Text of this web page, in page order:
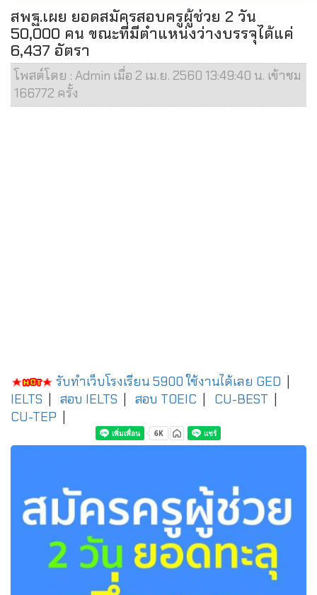
สพฐ.เผย ยอดสมัครสอบครูผู้ช่วย 2 วัน
50,000 คน ขณะที่มีตำแหน่งว่างบรรจุได้แค่
6,437 อัตรา
โพสต์โดย : Admin เมื่อ 2 เม.ย. 2560 13:49:40 น. เข้าชม
166772 ครั้ง
รับทำเว็บโรงเรียน 5900 ใช้งานได้เลย GED
IELTS
สอบ IELTS สอบ TOEIC CU-BEST
CU-TEP